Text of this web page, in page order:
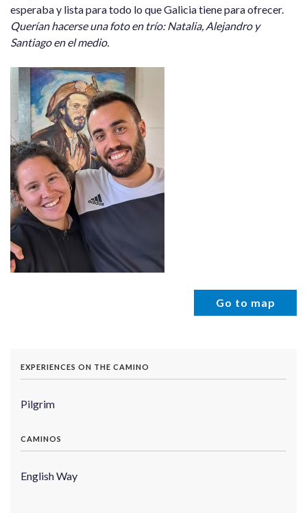
esperaba y lista para todo lo que Galicia tiene para ofrecer.
Querían hacerse una foto en trío: Natalia, Alejandro y
Santiago en el medio.
Go to map
EXPERIENCES ON THE CAMINO
Pilgrim
CAMINOS
English Way